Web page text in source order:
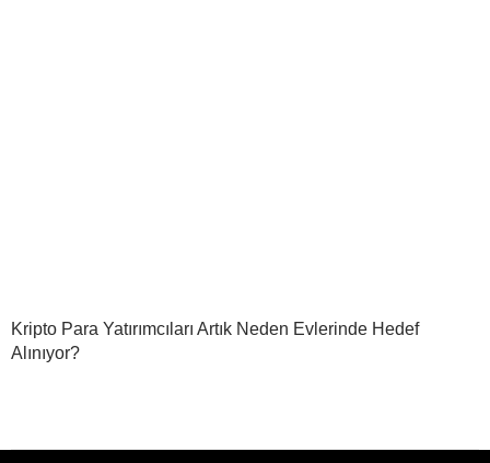
Kripto Para Yatırımcıları Artık Neden Evlerinde Hedef
Alınıyor?